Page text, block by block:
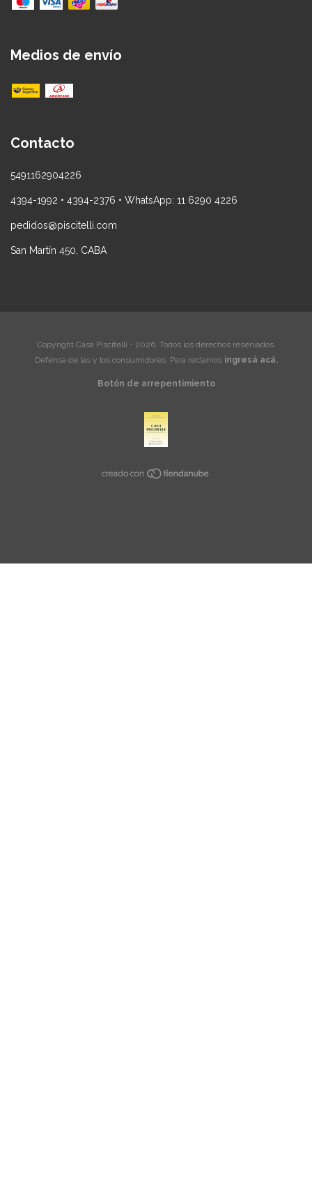
Medios de envío
Contacto
5491162904226
4394-1992 • 4394-2376 • WhatsApp: 11 6290 4226
pedidos@piscitelli.com
San Martín 450, CABA
Copyright Casa Piscitelli - 2026. Todos los derechos reservados.
Defensa de las y los consumidores. Para reclamos ingresá acá.
Botón de arrepentimiento